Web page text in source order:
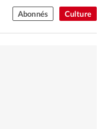
Culture
Abonnés